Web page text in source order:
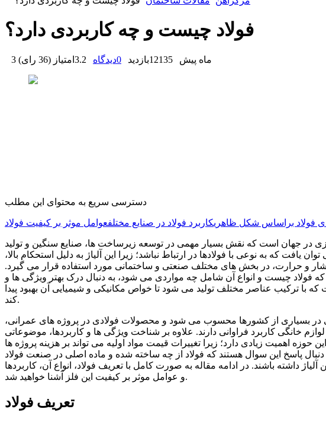
فولاد چیست و چه کاربردی دارد؟
3 ماه پیش 12135بازدید 0دیدگاه 3.2 امتیاز (36 رای )
دسترسی سریع به محتوای این مطلب
فولاد براساس شکل ظاهریکاربرد فولاد در صنایع مختلفعوامل موثر بر کیفیت فولاد
فلزی در جهان است که نقش بسیار مهمی در توسعه زیرساخت ها، صنایع سنگین و تولید
یافت که به نوعی با فولادها در ارتباط نباشد؛ زیرا این آلیاژ به دلیل استحکام بالا،
و حرارت، در بخش های مختلف صنعتی و ساختمانی مورد استفاده قرار می گیرد.
فولاد چیست و انواع آن شامل چه مواردی می شود، به دنبال درک بهتر ویژگی ها و
که با ترکیب عناصر مختلف تولید می شود تا خواص مکانیکی و شیمیایی آن بهبود پیدا
کند.
در بسیاری از کشورها محسوب می شود و محصولات فولادی در پروژه های عمرانی،
خانگی کاربرد فراوانی دارند. علاوه بر شناخت ویژگی ها و کاربردها، موضوعاتی
حوزه اهمیت زیادی دارد؛ زیرا تغییرات قیمت مواد اولیه می تواند بر هزینه پروژه ها
دنبال پاسخ این سوال هستند که فولاد از چه ساخته شده و ماده اصلی در صنعت فولاد
داشته باشند. در ادامه مقاله به صورت کامل با تعریف فولاد، انواع آن، کاربردها
و عوامل موثر بر کیفیت این فلز آشنا خواهید شد.
تعریف فولاد